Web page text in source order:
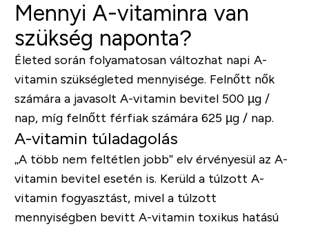
Mennyi A-vitaminra van
szükség naponta?
Életed során folyamatosan változhat napi A-
vitamin szükségleted mennyisége. Felnőtt nők
számára a javasolt A-vitamin bevitel 500 µg /
nap, míg felnőtt férfiak számára 625 µg / nap.
A-vitamin túladagolás
„A több nem feltétlen jobb” elv érvényesül az A-
vitamin bevitel esetén is. Kerüld a túlzott A-
vitamin fogyasztást, mivel a túlzott
mennyiségben bevitt A-vitamin toxikus hatású